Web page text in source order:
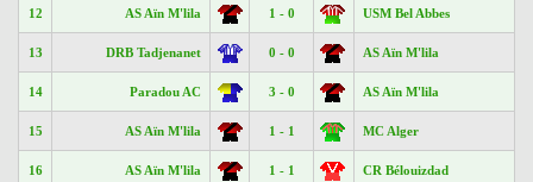
12 AS Aïn M'lila 1 - 0 USM Bel Abbes
13 DRB Tadjenanet 0 - 0 AS Aïn M'lila
14 Paradou AC 3 - 0 AS Aïn M'lila
15 AS Aïn M'lila 1 - 1 MC Alger
16 AS Aïn M'lila 1 - 1 CR Bélouizdad